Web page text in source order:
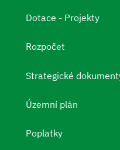
Dotace - Projekty
Rozpočet
Strategické
Územní plán
Poplatky